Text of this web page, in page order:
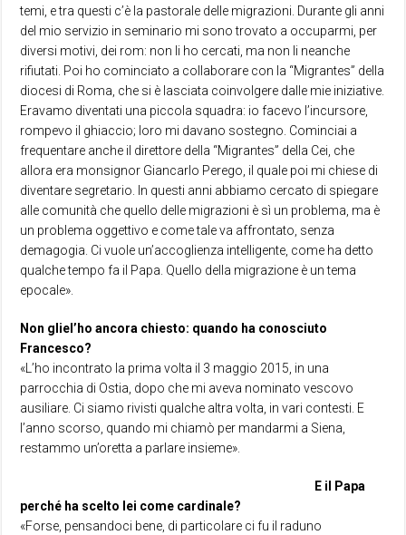
temi, e tra questi c’è la pastorale delle migrazioni. Durante gli anni
del mio servizio in seminario mi sono trovato a occuparmi, per
diversi motivi, dei rom: non li ho cercati, ma non li neanche
rifiutati. Poi ho cominciato a collaborare con la “Migrantes” della
diocesi di Roma, che si è lasciata coinvolgere dalle mie iniziative.
Eravamo diventati una piccola squadra: io facevo l’incursore,
rompevo il ghiaccio; loro mi davano sostegno. Cominciai a
frequentare anche il direttore della “Migrantes” della Cei, che
allora era monsignor Giancarlo Perego, il quale poi mi chiese di
diventare segretario. In questi anni abbiamo cercato di spiegare
alle comunità che quello delle migrazioni è sì un problema, ma è
un problema oggettivo e come tale va affrontato, senza
demagogia. Ci vuole un’accoglienza intelligente, come ha detto
qualche tempo fa il Papa. Quello della migrazione è un tema
epocale».
Non gliel’ho ancora chiesto: quando ha conosciuto
Francesco?
«L’ho incontrato la prima volta il 3 maggio 2015, in una
parrocchia di Ostia, dopo che mi aveva nominato vescovo
ausiliare. Ci siamo rivisti qualche altra volta, in vari contesti. E
l’anno scorso, quando mi chiamò per mandarmi a Siena,
restammo un’oretta a parlare insieme».
E il Papa
perché ha scelto lei come cardinale?
«Forse, pensandoci bene, di particolare ci fu il raduno